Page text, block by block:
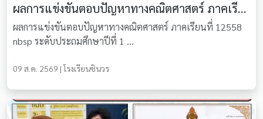
ผลการแข่งขันตอบปัญหาทางคณิตศาสตร์ ภาคเรียนที่ 1/2558
ผลการแข่งขันตอบปัญหาทางคณิตศาสตร์ ภาคเรียนที่ 12558
nbsp ระดับประถมศึกษาปีที่ 1 ...
09 ส.ค. 2569 | โรงเรียนชินวร